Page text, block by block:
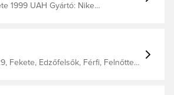
Gyártó: Nike
Fekete, Edzőfelsők, Férfi, Felnőttek,